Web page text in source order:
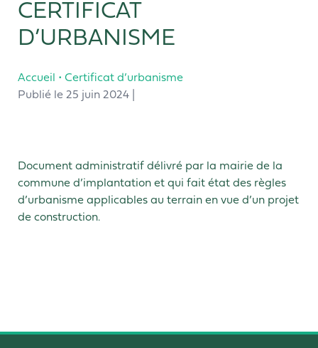
CERTIFICAT
D’URBANISME
Accueil • Certificat d’urbanisme
Publié le 25 juin 2024 |
Document administratif délivré par la mairie de la
commune d’implantation et qui fait état des règles
d’urbanisme applicables au terrain en vue d’un projet
de construction.